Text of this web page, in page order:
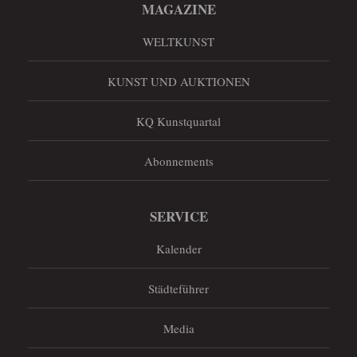
MAGAZINE
WELTKUNST
KUNST UND AUKTIONEN
KQ Kunstquartal
Abonnements
SERVICE
Kalender
Städteführer
Media